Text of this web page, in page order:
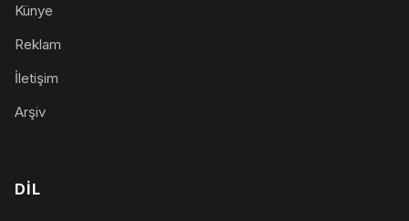
Künye
Reklam
İletişim
Arşiv
DIL